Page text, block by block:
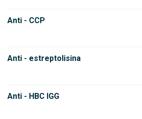
Anti - CCP
Anti - estreptolisina
Anti - HBC IGG